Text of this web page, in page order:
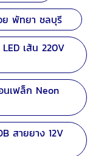
ย พัทยา ชลบุรี
เส้น 220V
นเฟล็ก Neon
สายยาง 12V